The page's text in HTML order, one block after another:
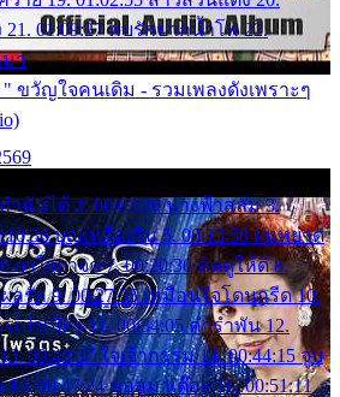
21. 01:09:27 พบรักปากน้ำโพ 22.
มา
วัญใจคนเดิม - รวมเพลงดังเพราะๆ
ำฉันได้ 2. 00:03:20 นางฟ้าสลัม 3.
บุญเหลือเกิน 5. 00:13:58 ฝนหยาด
ยาใจยาจก 7. 00:20:30 คิดดูให้ดี 8.
ลรัก 9. 00:27:35 เหมือนใจโดนกรีด 10.
เปาเปียว 11. 00:34:05 คำรำพัน 12.
00:40:37 ใจเจ้ากรรม 14. 00:44:15 จูบ
00:47:24 ขอสูมาเต๊อะ 16. 00:51:11